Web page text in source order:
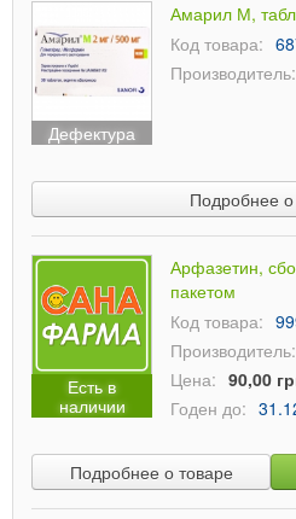
Дефектура
Амарил М,
Код товара:
Производитель:
Подробнее о
Есть в
наличии
Арфазетин,
пакетом
Код товара:
Производитель:
Цена: 90,00
Годен до:
Подробнее о товаре